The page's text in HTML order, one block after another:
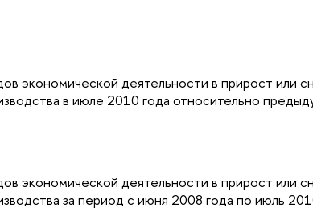
экономической деятельности в прирост или
в июле 2010 года относительно
экономической деятельности в прирост или
за период с июня 2008 года по июль